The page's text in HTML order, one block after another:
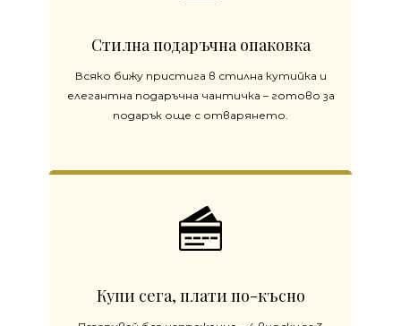
Стилна подаръчна опаковка
Всяко бижу пристига в стилна кутийка и
елегантна подаръчна чантичка – готово за
подарък още с отварянето.
Купи сега, плати по-късно